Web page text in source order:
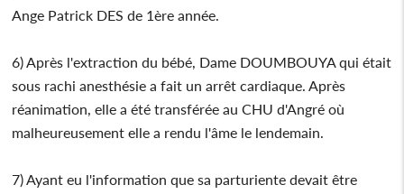
Ange Patrick DES de 1ère année.
6) Après l'extraction du bébé, Dame DOUMBOUYA qui était
sous rachi anesthésie a fait un arrêt cardiaque. Après
réanimation, elle a été transférée au CHU d'Angré où
malheureusement elle a rendu l'âme le lendemain.
7) Ayant eu l'information que sa parturiente devait être